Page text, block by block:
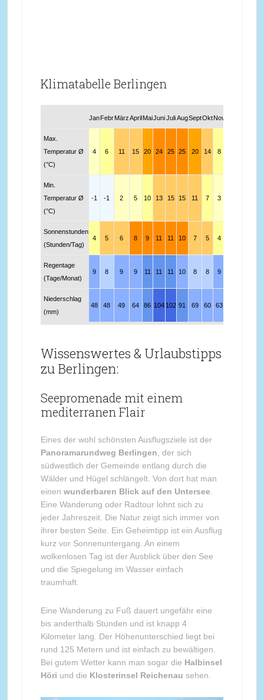
Klimatabelle Berlingen
JanFebrMärzAprilMaiJuniJuliAugSeptOktNov
Max.
Temperatur Ø
(°C)
4 6 11 15 20 24 25 25 20 14 8
Min.
Temperatur Ø
(°C)
-1 -1 2 5 10 13 15 15 11 7 3
Sonnenstunden
(Stunden/Tag)
4 5 6 8 9 11 11 10 7 5 4
Regentage
(Tage/Monat)
9 8 9 9 11 11 11 10 8 8 9
Niederschlag
(mm)
48 48 49 64 86 104 102 91 69 60 63
Wissenswertes & Urlaubstipps
zu Berlingen:
Seepromenade mit einem
mediterranen Flair
Eines der wohl schönsten Ausflugsziele ist der
Panoramarundweg Berlingen , der sich
südwestlich der Gemeinde entlang durch die
Wälder und Hügel schlängelt. Von dort hat man
einen wunderbaren Blick auf den Untersee
Eine Wanderung oder Radtour lohnt sich zu
jeder Jahreszeit. Die Natur zeigt sich immer von
ihrer besten Seite. Ein Geheimtipp ist ein Ausflug
kurz vor Sonnenuntergang. An einem
wolkenlosen Tag ist der Ausblick über den See
und die Spiegelung im Wasser einfach
traumhaft.
Eine Wanderung zu Fuß dauert ungefähr eine
bis anderthalb Stunden und ist knapp 4
Kilometer lang. Der Höhenunterschied liegt bei
rund 125 Metern und ist einfach zu bewältigen.
Bei gutem Wetter kann man sogar die Halbinsel
Höri und die Klosterinsel Reichenau sehen.